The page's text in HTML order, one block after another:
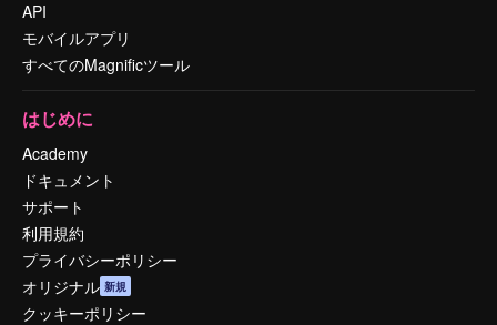
API
モバイルアプリ
すべてのMagnificツール
はじめに
Academy
ドキュメント
サポート
利用規約
プライバシーポリシー
オリジナル 新規
クッキーポリシー